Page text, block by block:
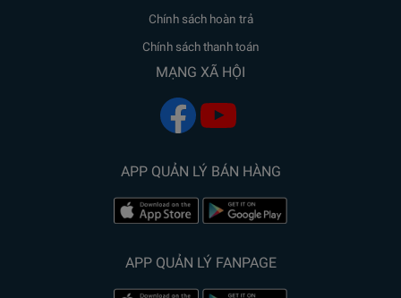
Chính sách hoàn trả
Chính sách thanh toán
MẠNG XÃ HỘI
APP QUẢN LÝ BÁN HÀNG
APP QUẢN LÝ FANPAGE